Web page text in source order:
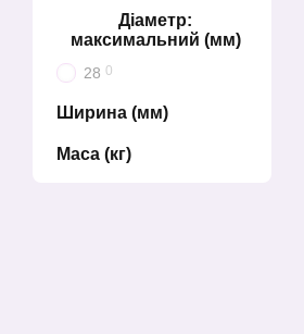
Діаметр:
максимальний (мм)
28 0
Ширина (мм)
Маса (кг)